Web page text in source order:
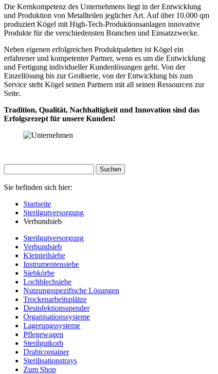
Die Kernkompetenz des Unternehmens liegt in der Entwicklung
und Produktion von Metallteilen jeglicher Art. Auf über 10.000 qm
produziert Kögel mit High-Tech-Produktionsanlagen innovative
Produkte für die verschiedensten Branchen und Einsatzzwecke.
Neben eigenen erfolgreichen Produktpaletten ist Kögel ein
erfahrener und kompetenter Partner, wenn es um die Entwicklung
und Fertigung individueller Kundenlösungen geht. Von der
Einzellösung bis zur Großserie, von der Entwicklung bis zum
Service steht Kögel seinen Partnern mit all seinen Ressourcen zur
Seite.
Tradition, Qualität, Nachhaltigkeit und Innovation sind das
Erfolgsrezept für unsere Kunden!
Sie befinden sich hier:
Startseite
Sterilgutversorgung
Verbundsieb
Sterilgutversorgung
Verbundsieb
Kleinteilsiebe
Instrumentensiebe
Siebkörbe
Lochblechsiebe
Nutzungsspezifische Lösungen
Trockenarbeitsplätze
Desinfektionsspender
Organisationssysteme
Lagerungssysteme
Pflegewagen
Sterilgutkorb
Drahtcontainer
Sterilisationstrays
Zum Shop